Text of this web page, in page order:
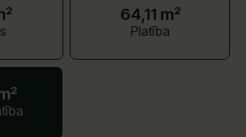
64,11 m²
Platība